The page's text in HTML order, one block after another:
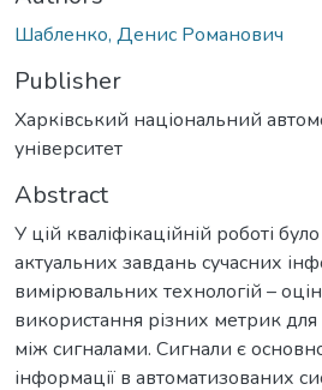
Шабленко, Денис Романович
Publisher
Харківський національний
університет
Abstract
У цій кваліфікаційній роботі
актуальних завдань сучасних
вимірювальних технологій –
використання різних метрик для
між сигналами. Сигнали є
інформації в автоматизованих